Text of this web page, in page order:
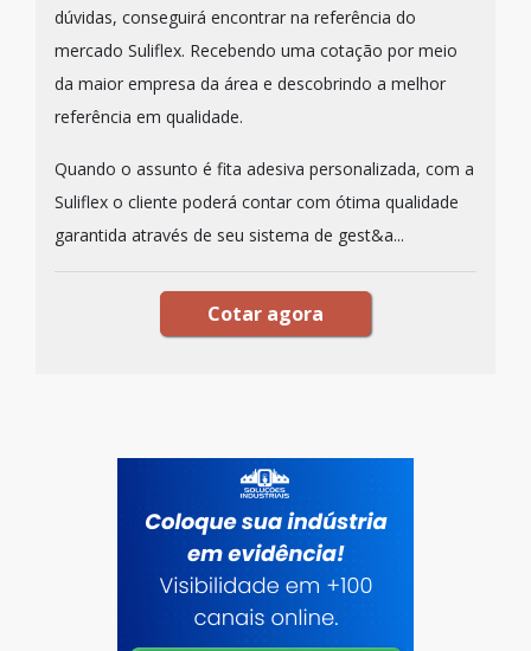
dúvidas, conseguirá encontrar na referência do
mercado Suliflex. Recebendo uma cotação por meio
da maior empresa da área e descobrindo a melhor
referência em qualidade.
Quando o assunto é fita adesiva personalizada, com a
Suliflex o cliente poderá contar com ótima qualidade
garantida através de seu sistema de gest&a...
Cotar agora